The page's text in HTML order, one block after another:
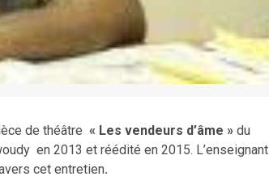
de théâtre « Les vendeurs d’âme » du
en 2013 et réédité en 2015. L’enseignant
cet entretien.